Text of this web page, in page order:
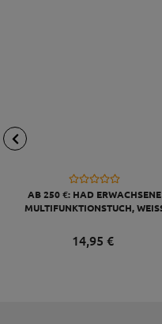
AB 250 €: HAD ERWACHSENE
MULTIFUNKTIONSTUCH, WEISS
14,95 €